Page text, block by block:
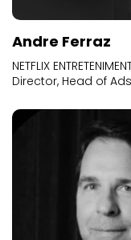
Andre Ferraz
NETFLIX
Director, Head of